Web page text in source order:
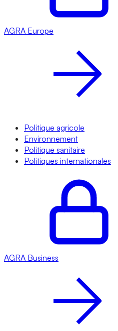
AGRA Europe
Politique agricole
Environnement
Politique sanitaire
Politiques internationales
AGRA Business